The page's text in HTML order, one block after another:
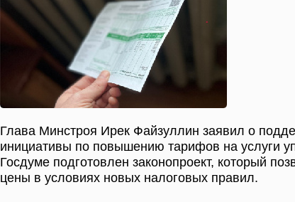
Глава Минстроя Ирек Файзуллин заявил о
инициативы по повышению тарифов на услуги
Госдуме подготовлен законопроект, который
цены в условиях новых налоговых правил.